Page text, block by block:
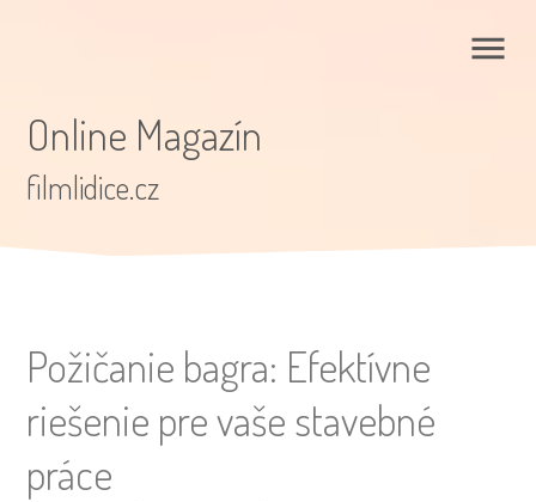
Online Magazín
filmlidice.cz
Požičanie bagra: Efektívne
riešenie pre vaše stavebné
práce